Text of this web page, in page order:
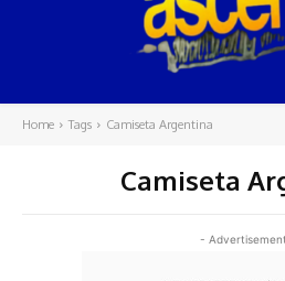
Home Tags Camiseta Argentina
Camiseta
-